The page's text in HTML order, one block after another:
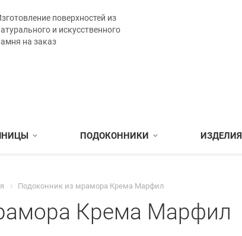
поверхностей из
и искусственного
на заказ
ПОДОКОННИКИ ИЗДЕЛИЯ
Подоконник из мрамора Крема Марфил
Крема Марфил